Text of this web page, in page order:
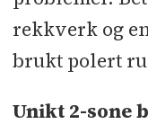
rekkverk og
brukt polert
Unikt 2-sone